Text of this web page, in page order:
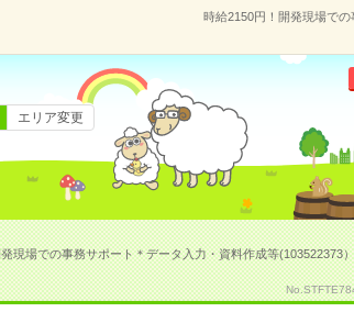
時給2150円！開発現場で
エリア変更
現場での事務サポート＊データ入力・資料作成等(103522373）